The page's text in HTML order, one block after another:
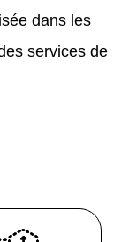
dans les
services de